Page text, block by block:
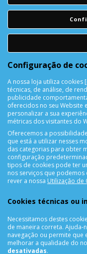
CONTACTOS
4450-042 Matosinhos
vendas@cellrepair.pt
229 380 496 Chamada
910 991 733 Chamada
Configuração de
A nossa loja utiliza
técnicas, de análise, de
publicidade
oferecidos no seu Website
personalizar a sua
métricas dos visitantes do
Oferecemos a
que está a utilizar nesses
das categorias para obter
configuração
tipos de cookies pode ter
nos serviços que
rever a nossa Utilização de
Cookies técnicas ou
Necessitamos destes
de maneira correta.
navegação ou permite
melhorar a qualidade do
desativadas.